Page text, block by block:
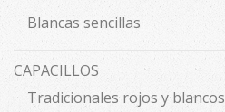
Blancas sencillas
CAPACILLOS
Tradicionales rojos y blancos